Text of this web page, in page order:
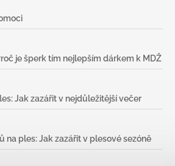
je šperk tím nejlepším dárkem k MDŽ
Jak zazářit v nejdůležitější večer
na ples: Jak zazářit v plesové sezóně